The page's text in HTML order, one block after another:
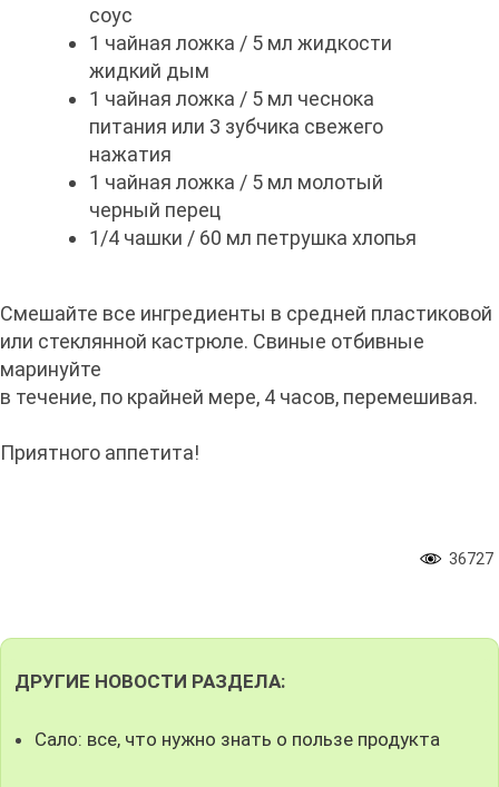
соус
1 чайная ложка / 5 мл жидкости
жидкий дым
1 чайная ложка / 5 мл чеснока
питания или 3 зубчика свежего
нажатия
1 чайная ложка / 5 мл молотый
черный перец
1/4 чашки / 60 мл петрушка хлопья
Смешайте все ингредиенты в средней пластиковой
или стеклянной кастрюле. Свиные отбивные
маринуйте
в течение, по крайней мере, 4 часов, перемешивая.
Приятного аппетита!
36727
ДРУГИЕ НОВОСТИ РАЗДЕЛА:
Сало: все, что нужно знать о пользе продукта